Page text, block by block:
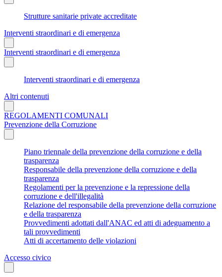
Strutture sanitarie private accreditate
Interventi straordinari e di emergenza
Interventi straordinari e di emergenza
Interventi straordinari e di emergenza
Altri contenuti
REGOLAMENTI COMUNALI
Prevenzione della Corruzione
Piano triennale della prevenzione della corruzione e della
trasparenza
Responsabile della prevenzione della corruzione e della
trasparenza
Regolamenti per la prevenzione e la repressione della
corruzione e dell'illegalità
Relazione del responsabile della prevenzione della corruzione
e della trasparenza
Provvedimenti adottati dall'ANAC ed atti di adeguamento a
tali provvedimenti
Atti di accertamento delle violazioni
Accesso civico